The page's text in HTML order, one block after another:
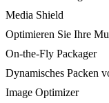
Media Shield
Optimieren Sie Ihre
On-the-Fly Packager
Dynamisches Packen
Image Optimizer